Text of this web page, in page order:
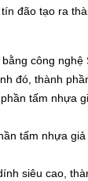
đão tạo ra
công nghệ
đó, thành
tấm nhựa
tấm nhựa
siêu cao,